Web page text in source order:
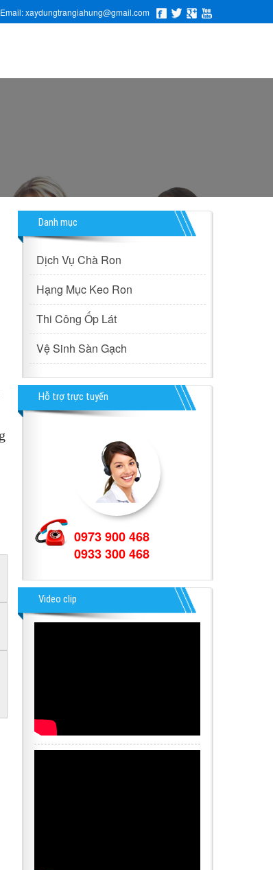
Email: xaydungtrangiahung@gmail.com
Danh mục
Dịch Vụ Chà Ron
Hạng Mục Keo Ron
Thi Công Ốp Lát
Vệ Sinh Sàn Gạch
Hỗ trợ trực tuyến
0973 900 468
0933 300 468
Video clip